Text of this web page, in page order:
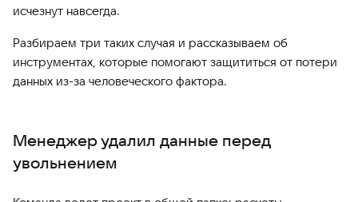
исчезнут навсегда.
Разбираем три таких случая и рассказываем об
инструментах, которые помогают защититься от потери
данных из-за человеческого фактора.
Менеджер удалил данные перед
увольнением